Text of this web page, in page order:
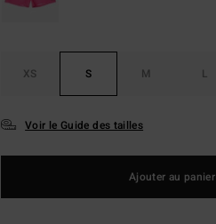
XS S M L
Voir le Guide des tailles
Ajouter au panier